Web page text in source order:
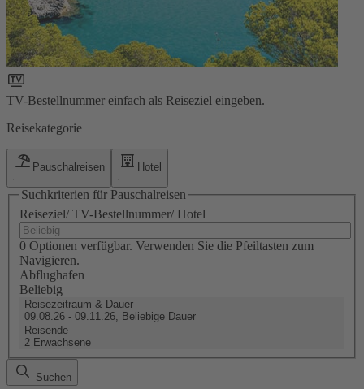
TV-Bestellnummer einfach als Reiseziel eingeben.
Reisekategorie
Pauschalreisen Hotel
Suchkriterien für Pauschalreisen
Reiseziel/ TV-Bestellnummer/ Hotel
0 Optionen verfügbar. Verwenden Sie die Pfeiltasten zum
Navigieren.
Abflughafen
Beliebig
Reisezeitraum & Dauer
09.08.26 - 09.11.26, Beliebige Dauer
Reisende
2 Erwachsene
Suchen